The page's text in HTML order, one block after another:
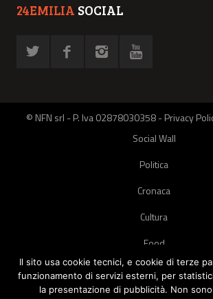
24EMILIA SOCIAL
© NFN srl - P. Iva 02878030358 -Privacy
Social Wall
Politica
Cronaca
Cultura
Food
Green
Pets
Il sito usa cookie tecnici, e cookie di terze
funzionamento di servizi esterni, per
la presentazione di pubblicità. Non